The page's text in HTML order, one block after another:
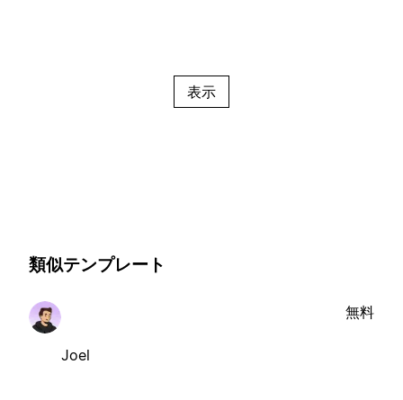
表示
類似テンプレート
Joel
無料